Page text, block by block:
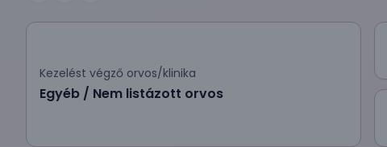
Kezelést végző orvos/klinika
Egyéb / Nem listázott orvos